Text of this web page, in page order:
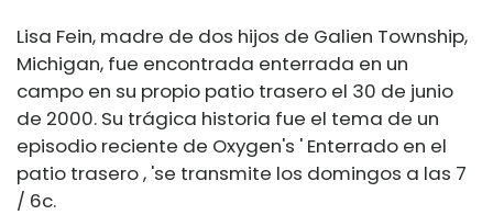
Lisa Fein, madre de dos hijos de Galien Township,
Michigan, fue encontrada enterrada en un
campo en su propio patio trasero el 30 de junio
de 2000. Su trágica historia fue el tema de un
episodio reciente de Oxygen's ' Enterrado en el
patio trasero , 'se transmite los domingos a las 7
/ 6c.